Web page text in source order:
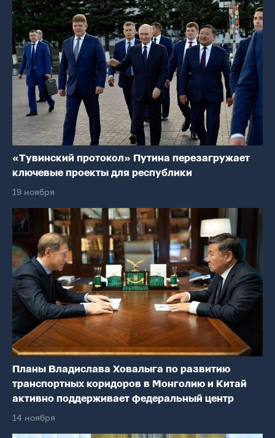
«Тувинский протокол» Путина перезагружает
ключевые проекты для республики
19 ноября
Планы Владислава Ховалыга по развитию
транспортных коридоров в Монголию и Китай
активно поддерживает федеральный центр
14 ноября